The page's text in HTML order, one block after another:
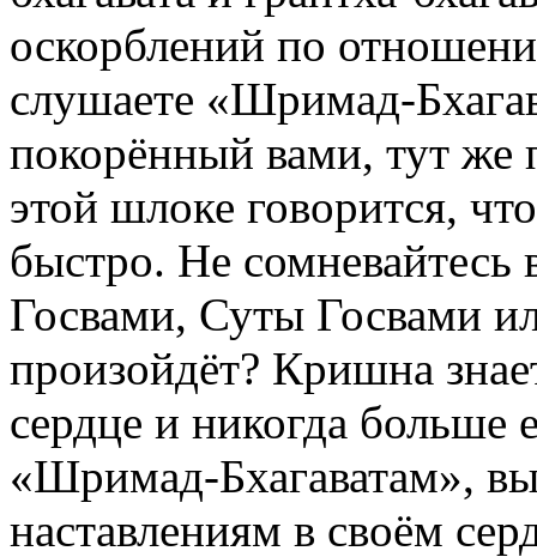
оскорблений по
слушаете «Шримад-
покорённый вами, тут же
этой шлоке говорится,
быстро. Не
Госвами, Суты Госвами
произойдёт? Кришна
сердце и никогда больше
«Шримад-Бхагаватам»,
наставлениям в своём